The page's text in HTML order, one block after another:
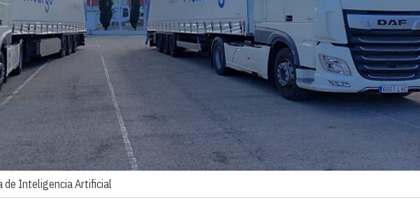
de Inteligencia Artificial